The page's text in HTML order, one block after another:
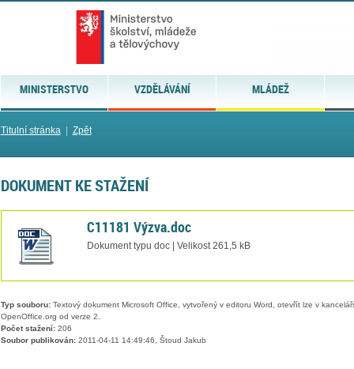
MINISTERSTVO VZDĚLÁVÁNÍ MLÁDEŽ
Titulní stránka| Zpět
DOKUMENT KE STAŽENÍ
C11181 Výzva.doc
Dokument typu doc | Velikost 261,5 kB
Typ souboru:Textový dokument Microsoft Office, vytvořený v editoru Word, otevřít lze v
OpenOffice.org od verze 2.
Počet stažení:206
Soubor publikován:2011-04-11 14:49:46, Štoud Jakub